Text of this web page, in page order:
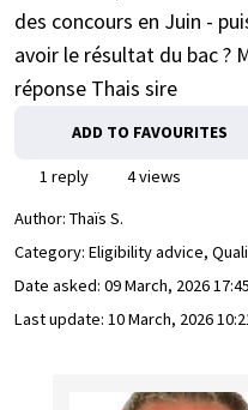
des concours en Juin -
avoir le résultat du bac ?
réponse Thais sire
ADD TO FAVOURITES
1 reply
4 views
Author: Thaïs S.
Category: Eligibility advice,
Date asked: 09 March, 2026 17:45
Last update: 10 March, 2026